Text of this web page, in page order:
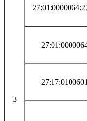
3
27:17:0100601